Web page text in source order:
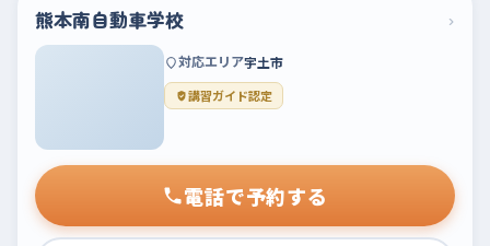
熊本南自動車学校 ›
対応エリア宇土市
講習ガイド認定
電話で予約する